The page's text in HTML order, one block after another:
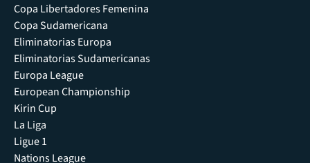
Copa Libertadores Femenina
Copa Sudamericana
Eliminatorias Europa
Eliminatorias Sudamericanas
Europa League
European Championship
Kirin Cup
La Liga
Ligue 1
Nations League